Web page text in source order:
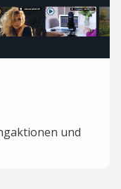
und